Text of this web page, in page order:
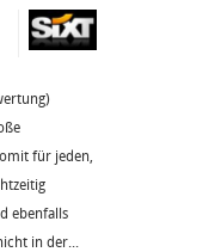
für jeden,
ebenfalls
in der...